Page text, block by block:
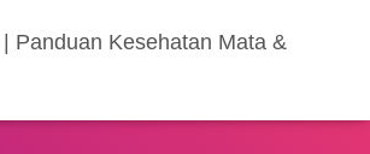
Panduan Kesehatan Mata &